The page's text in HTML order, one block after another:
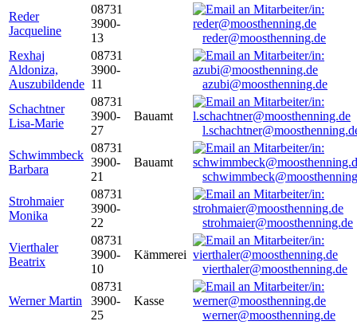
Reder
Jacqueline
08731
3900-
13
reder@moosthenning.de
Rexhaj
Aldoniza,
Auszubildende
08731
3900-
11
azubi@moosthenning.de
Schachtner
Lisa-Marie
08731
3900-
27
Bauamt
Schwimmbeck
Barbara
08731
3900-
21
Bauamt
Strohmaier
Monika
08731
3900-
22
strohmaier@moosthenning.de
Vierthaler
Beatrix
08731
3900-
10
Kämmerei
vierthaler@moosthenning.de
Werner Martin
08731
3900-
25
Kasse
werner@moosthenning.de